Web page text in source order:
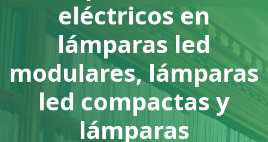
eléctricos en
lámparas led
modulares, lámparas
led compactas y
lámparas